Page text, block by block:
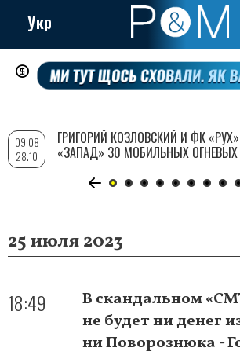
Перейти
содержанию
Укр
25 июля 2023
18:49
В скандальном
не будет ни денег
ни Поворознюка -
09:08
28.10
ГРИГОРИЙ КОЗЛОВСКИЙ И ФК
«ЗАПАД» 30 МОБИЛЬНЫХ ОГНЕВЫХ